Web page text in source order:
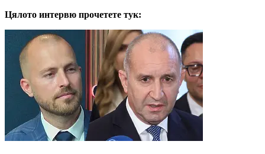
Цялото интервю прочетете тук: